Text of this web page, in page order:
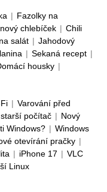
| Fazolky na
chlebíček | Chili
salát | Jahodový
| Sekaná recept |
housky |
| Varování před
počítač | Nový
Windows? | Windows
otevírání pračky |
| iPhone 17 | VLC
Linux